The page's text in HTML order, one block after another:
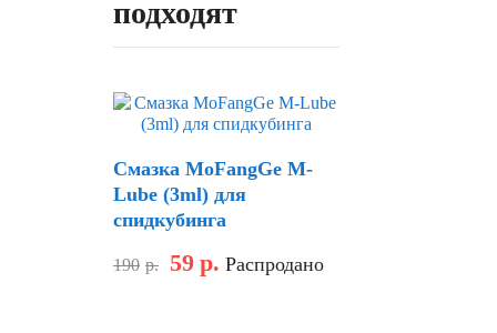
подходят
Смазка MoFangGe M-
Lube (3ml) для
спидкубинга
190 р. 59 р. Распродано